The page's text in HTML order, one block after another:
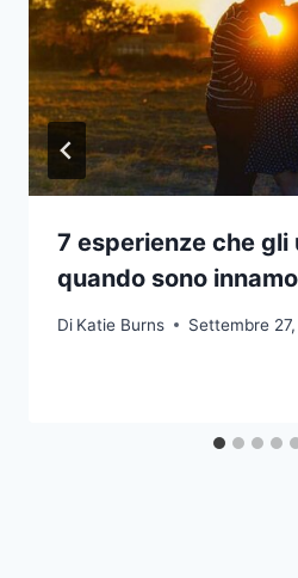
7 esperienze che gli
quando sono
Di Katie Burns Settembre